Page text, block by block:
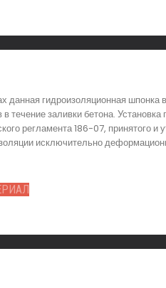
гидроизоляционная шпонка
заливки бетона. Установка
регламента 186-07, принятого
исключительно